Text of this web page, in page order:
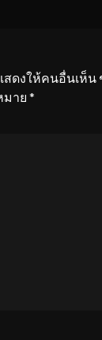
ดงให้คนอื่นเห็น
มาย *